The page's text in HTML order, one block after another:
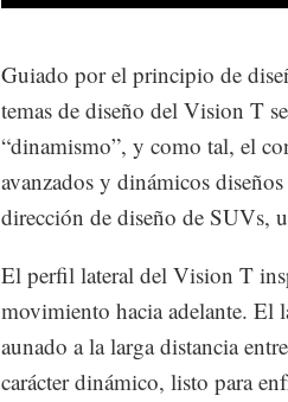
Guiado por el principio de
temas de diseño del Vision T
“dinamismo”, y como tal, el
avanzados y dinámicos
dirección de diseño de SUVs,
El perfil lateral del Vision T
movimiento hacia adelante. El
aunado a la larga distancia
carácter dinámico, listo para